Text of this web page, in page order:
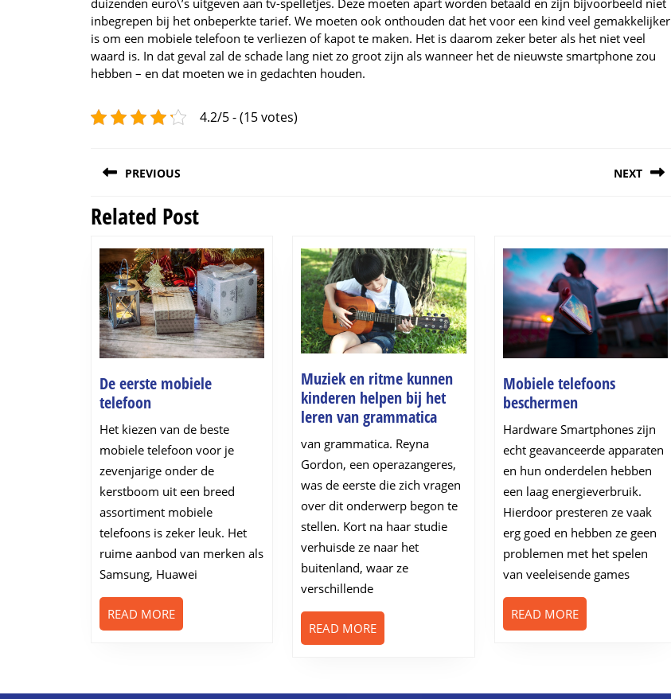
duizenden euro\’s uitgeven aan tv-spelletjes. Deze moeten apart worden betaald en zijn bijvoorbeeld niet
inbegrepen bij het onbeperkte tarief. We moeten ook onthouden dat het voor een kind veel gemakkelijker
is om een mobiele telefoon te verliezen of kapot te maken. Het is daarom zeker beter als het niet veel
waard is. In dat geval zal de schade lang niet zo groot zijn als wanneer het de nieuwste smartphone zou
hebben – en dat moeten we in gedachten houden.
4.2/5 - (15 votes)
navigation
PREVIOUS
Previous
NEXT
Related Post
De eerste mobiele
telefoonDe
mobiele
telefoon
Het kiezen van de beste
mobiele telefoon voor je
zevenjarige onder de
kerstboom uit een breed
assortiment mobiele
telefoons is zeker leuk. Het
ruime aanbod van merken als
Samsung, Huawei
READ MOREREAD
MORE
Muziek en ritme kunnen
kinderen helpen bij het
leren van grammaticaMuziek
kunnen
kinderen
helpen
bij
grammatica
van grammatica. Reyna
Gordon, een operazangeres,
was de eerste die zich vragen
over dit onderwerp begon te
stellen. Kort na haar studie
verhuisde ze naar het
buitenland, waar ze
verschillende
READ MOREREAD
MORE
Mobiele telefoons
beschermenMobiele
telefoons
beschermen
Hardware Smartphones zijn
echt geavanceerde apparaten
en hun onderdelen hebben
een laag energieverbruik.
Hierdoor presteren ze vaak
erg goed en hebben ze geen
problemen met het spelen
van veeleisende games
READ MOREREAD
MORE